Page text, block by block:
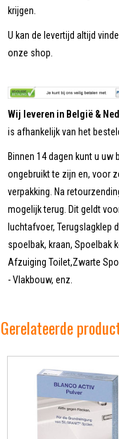
krijgen.
U kan de levertijd altijd
onze shop.
Wij leveren in België &
is afhankelijk van het
Binnen 14 dagen kunt u
ongebruikt te zijn en, voor
verpakking. Na
mogelijk terug. Dit geldt
luchtafvoer, Terugslagklep
spoelbak, kraan, Spoelbak
Afzuiging Toilet,Zwarte
- Vlakbouw, enz.
Gerelateerde